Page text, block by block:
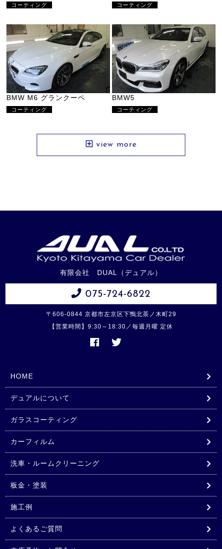
コーティング コーティング
BMW M6 グランクーペ
コーティング
BMW5
コーティング
view more
有限会社 DUAL（デュアル）
075-724-6822
〒606-0844 京都市左京区下鴨北茶ノ木町29
【営業時間】9:30～18:30／毎週月曜 定休
HOME
デュアルについて
ガラスコーティング
カーフィルム
洗車・ルームクリーニング
板金・塗装
施工例
よくあるご質問